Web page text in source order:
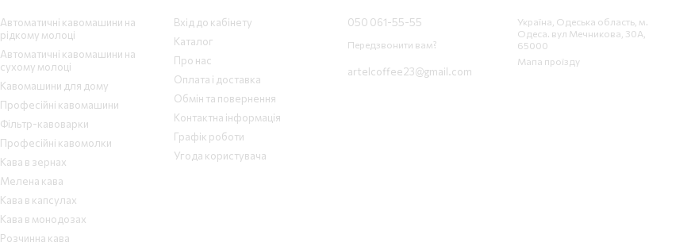
Автоматичні кавомашини на
рідкому молоці
Автоматичні кавомашини на
сухому молоці
Кавомашини для дому
Професійні кавомашини
Фільтр-кавоварки
Професійні кавомолки
Кава в зернах
Мелена кава
Кава в капсулах
Кава в монодозах
Розчинна кава
Вхід до кабінету
Каталог
Про нас
Оплата і доставка
Обмін та повернення
Контактна інформація
Графік роботи
Угода користувача
050 061-55-55
Передзвонити вам?
artelcoffee23@gmail.com
Україна, Одеська область, м.
Одеса. вул Мечникова, 30А,
65000
Мапа проїзду